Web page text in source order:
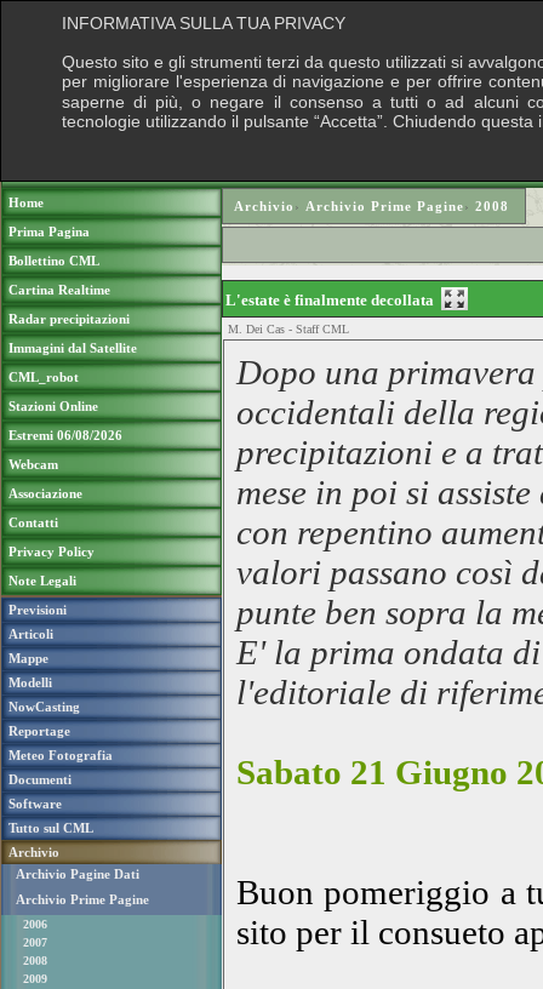
Home
Prima Pagina
Bollettino CML
Cartina Realtime
Radar precipitazioni
Immagini dal Satellite
CML_robot
Stazioni Online
Estremi 06/08/2026
Webcam
Associazione
Contatti
Privacy Policy
Note Legali
Previsioni
Articoli
Mappe
Modelli
NowCasting
Reportage
Meteo Fotografia
Documenti
Software
Tutto sul CML
Archivio
Archivio Pagine Dati
Archivio Prime Pagine
2006
2007
2008
2009
Archivio › Archivio Prime Pagine› 2008
L'estate è finalmente decollata
M. Dei Cas - Staff CML
Dopo una
occidentali della
precipitazioni e a
mese in poi si
con repentino
valori passano così
punte ben sopra la
E' la prima ondata
l'editoriale di
Sabato 21 Giugno
Buon pomeriggio a
sito per il consueto
INFORMATIVA SULLA TUA PRIVACY
Questo sito e gli strumenti terzi da questo utilizzati si
per migliorare l'esperienza di navigazione e per offrire
saperne di più, o negare il consenso a tutti o ad alcuni
tecnologie utilizzando il pulsante “Accetta”. Chiudendo